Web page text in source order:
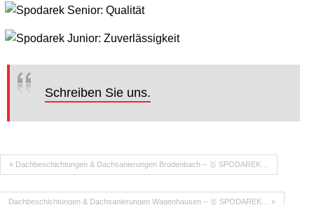
Schreiben Sie uns.
« Dachbeschichtungen & Dachsanierungen Brodenbach – 🥇 SPODAREK…
Dachbeschichtungen & Dachsanierungen Wagenhausen – 🥇 SPODAREK… »